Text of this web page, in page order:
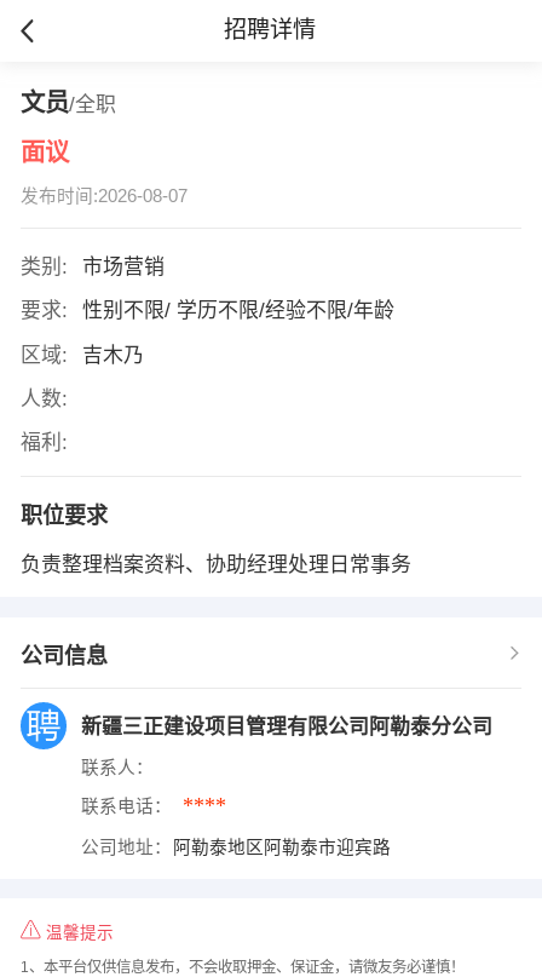
招聘详情
文员/全职
面议
发布时间:2026-08-07
类别:
市场营销
要求:
性别不限/ 学历不限/经验不限/年龄
区域:
吉木乃
人数:
福利:
职位要求
负责整理档案资料、协助经理处理日常事务
公司信息
新疆三正建设项目管理有限公司阿勒泰分公司
联系人：
联系电话： ****
公司地址： 阿勒泰地区阿勒泰市迎宾路
温馨提示
1、本平台仅供信息发布，不会收取押金、保证金，请微友务必谨慎！